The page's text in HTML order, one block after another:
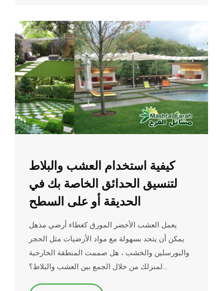
كيفية استخدام العشب والبلاط
لتنسيق الحدائق الخاصة بك في
الحديقة أو على السطح
يعمل العشب الأخضر المورق كغطاء أرضي مذهل
يمكن أن يتحد بسهولة مع مواد الأرضيات مثل الحجر
والبورسلين والخشب ، هل صممت المنطقة الخارجية
لمنزلك من خلال الجمع بين العشب والبلاط؟…